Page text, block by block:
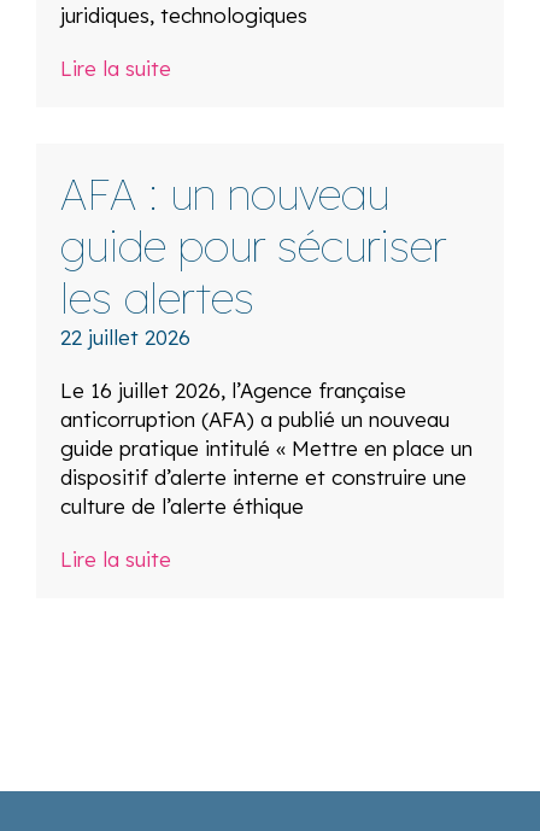
juridiques, technologiques
Lire la suite
AFA : un nouveau
guide pour sécuriser
les alertes
22 juillet 2026
Le 16 juillet 2026, l’Agence française
anticorruption (AFA) a publié un nouveau
guide pratique intitulé « Mettre en place un
dispositif d’alerte interne et construire une
culture de l’alerte éthique
Lire la suite